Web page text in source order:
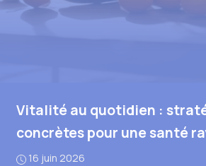
Vitalité au quotidien :
concrètes pour une santé
16 juin 2026